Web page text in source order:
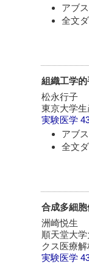
アブ
全文
組織工学
松永行子
東京大学
実験医学
アブ
全文
合成多細
洲崎悦生
順天堂大
クス医療
実験医学